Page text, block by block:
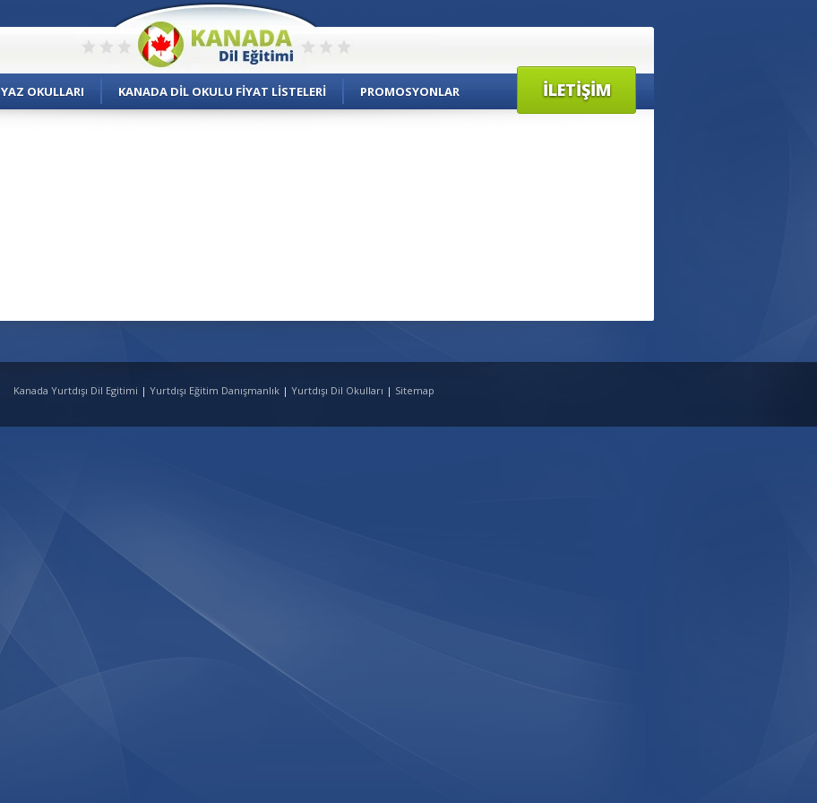
YAZ OKULLARI KANADA DIL OKULU FIYAT LISTELERI PROMOSYONLAR İLETIŞIM
Kanada Yurtdışı Dil Egitimi | Yurtdışı Eğitim Danışmanlık | Yurtdışı Dil Okulları | Sitemap